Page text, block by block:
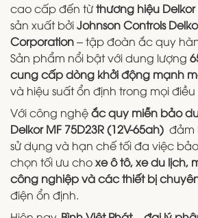
cao cấp đến từthương hiệu
sản xuất bởiJohnson Controls
Corporation– tập đoàn ắc quy
Sản phẩm nổi bật với dung lượng
cung cấp dòng khởi động mạnh
và hiệu suất ổn định trong mọi
Với công nghệắc quy miễn bảo
Delkor MF 75D23R (12V-65ah) đảm
sử dụng và hạn chế tối đa việc
chọn tối ưu choxe ô tô, xe du lịch,
công nghiệp và các thiết bị
điện ổn định.